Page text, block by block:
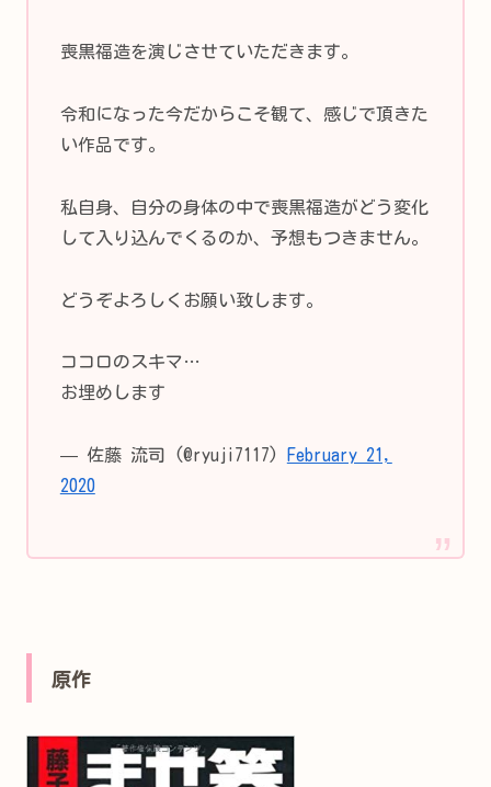
喪黒福造を演じさせていただきます。
令和になった今だからこそ観て、感じで頂きた
い作品です。
私自身、自分の身体の中で喪黒福造がどう変化
して入り込んでくるのか、予想もつきません。
どうぞよろしくお願い致します。
ココロのスキマ…
お埋めします
— 佐藤 流司 (@ryuji7117)
February 21,
2020
原作